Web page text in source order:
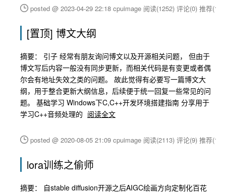
posted @ 2023-04-29 22:18 cpuimage 阅读(1252) 评论(0) 推荐(1)
[置顶] 博文大纲
摘要： 引子 经常有朋友询问博文以及开源相关问题， 但由于
博文写后内容一般没有同步更新，而相关代码是有变更或者偶
尔会有地址失效之类的问题。 故此觉得有必要写一篇博文大
纲，用于整合更新大纲信息，后续便于统一回复一些常见的问
题。 基础学习 Windows下C,C++开发环境搭建指南 分享用于
学习C++音频处理的 阅读全文
posted @ 2020-08-05 21:09 cpuimage 阅读(2113) 评论(9) 推荐(1)
lora训练之偷师
摘要： 自stable diffusion开源之后AIGC绘画方向定制化百花